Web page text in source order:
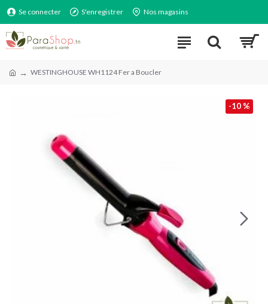
Se connecter S'enregistrer Nos magasins
WESTINGHOUSE WH1124 Fer a Boucler
-10 %